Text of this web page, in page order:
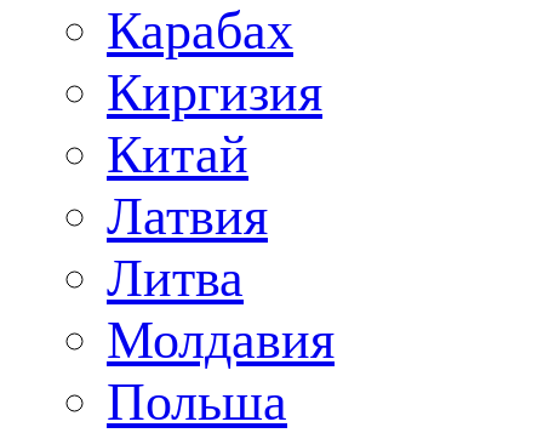
Карабах
Киргизия
Китай
Латвия
Литва
Молдавия
Польша